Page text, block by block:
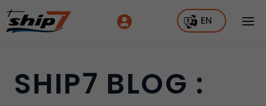
EN
SHIP7 BLOG :